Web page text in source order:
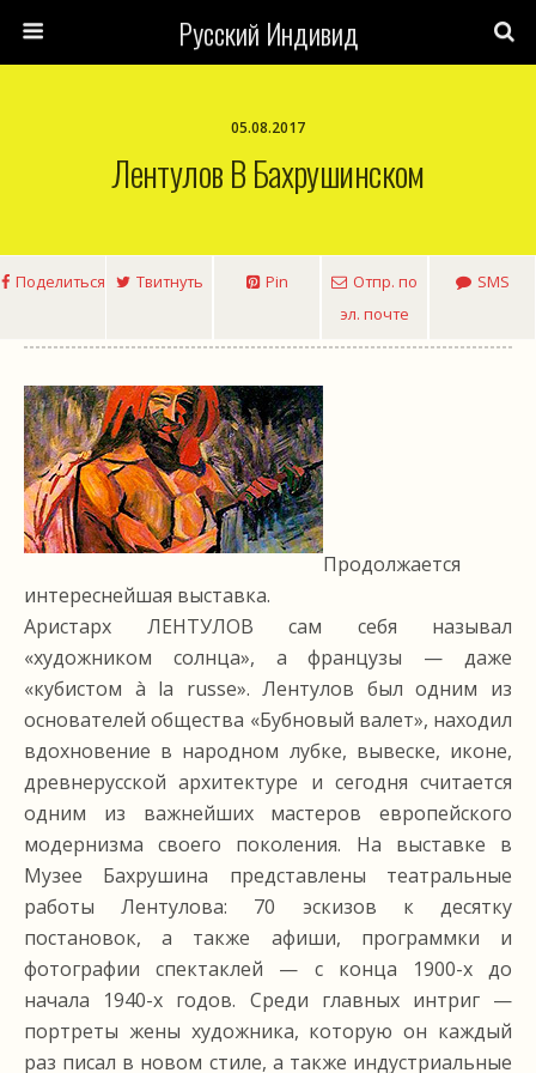
Русский Индивид
05.08.2017
Лентулов В Бахрушинском
Поделиться Твитнуть Pin
Отпр. по
эл. почте
SMS
Продолжается
интереснейшая выставка.
Аристарх ЛЕНТУЛОВ сам себя называл
«художником солнца», а французы — даже
«кубистом à la russe». Лентулов был одним из
основателей общества «Бубновый валет», находил
вдохновение в народном лубке, вывеске, иконе,
древнерусской архитектуре и сегодня считается
одним из важнейших мастеров европейского
модернизма своего поколения. На выставке в
Музее Бахрушина представлены театральные
работы Лентулова: 70 эскизов к десятку
постановок, а также афиши, программки и
фотографии спектаклей — с конца 1900-х до
начала 1940-х годов. Среди главных интриг —
портреты жены художника, которую он каждый
раз писал в новом стиле, а также индустриальные